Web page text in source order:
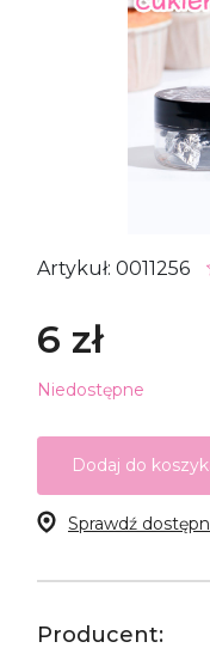
Artykuł: 0011256
6 zł
Niedostępne
Dodaj do
Sprawdź
Producent: